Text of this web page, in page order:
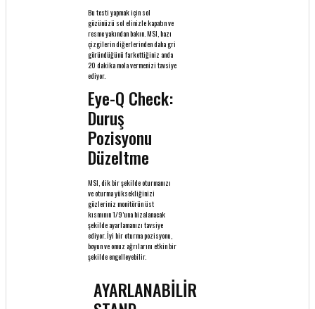
Bu testi yapmak için sol
gözünüzü sol elinizle kapatın ve
resme yakından bakın. MSI, bazı
çizgilerin diğerlerinden daha gri
göründüğünü farkettiğiniz anda
20 dakika mola vermenizi tavsiye
ediyor.
Eye-Q Check:
Duruş
Pozisyonu
Düzeltme
MSI, dik bir şekilde oturmanızı
ve oturma yüksekliğinizi
gözleriniz monitörün üst
kısmının 1/9’una hizalanacak
şekilde ayarlamanızı tavsiye
ediyor. İyi bir oturma pozisyonu,
boyun ve omuz ağrılarını etkin bir
şekilde engelleyebilir.
AYARLANABİLİR